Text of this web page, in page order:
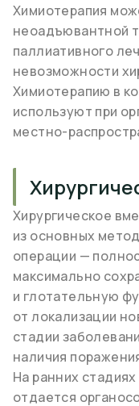
Химиотерапия
неоадъювантной
паллиативного
невозможности
Химиотерапию в
используют при
местно-
Хирургическое
из основных
операции —
максимально
и глотательную
от локализации
стадии
наличия
На ранних
отдается